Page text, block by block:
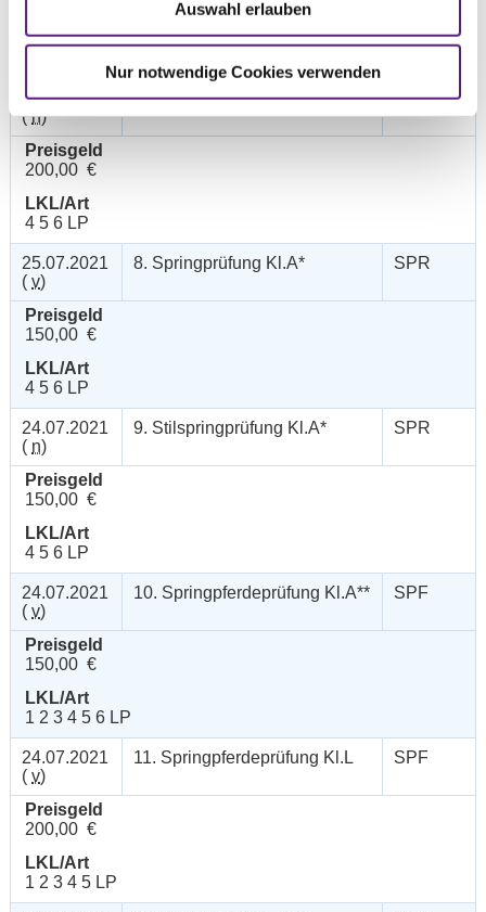
Auswahl erlauben
Nur notwendige Cookies verwenden
LKL/Art
24.07.2021
(n)
7. Punktespringprfg.Kl.A** SPR
Preisgeld
200,00 €
LKL/Art
4 5 6 LP
25.07.2021
( v)
8. Springprüfung Kl.A* SPR
Preisgeld
150,00 €
LKL/Art
4 5 6 LP
24.07.2021
( n)
9. Stilspringprüfung Kl.A* SPR
Preisgeld
150,00 €
LKL/Art
4 5 6 LP
24.07.2021
( v)
10. Springpferdeprüfung Kl.A** SPF
Preisgeld
150,00 €
LKL/Art
1 2 3 4 5 6 LP
24.07.2021
( v)
11. Springpferdeprüfung Kl.L SPF
Preisgeld
200,00 €
LKL/Art
1 2 3 4 5 LP